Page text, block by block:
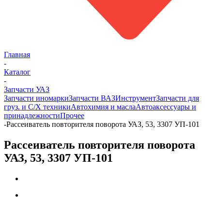
Главная
-
Каталог
-
Запчасти УАЗ
Запчасти иномаркиЗапчасти ВАЗИнструментЗапчасти для
груз. и С/Х техникиАвтохимия и маслаАвтоаксессуары и
принадлежностиПрочее
-Рассеиватель повторителя поворота УАЗ, 53, 3307 УП-101
Рассеиватель повторителя поворота
УАЗ, 53, 3307 УП-101